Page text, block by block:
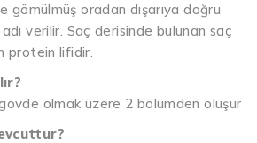
gömülmüş oradan dışarıya doğru
adı verilir. Saç derisinde bulunan saç
protein lifidir.
olmak üzere 2 bölümden oluşur